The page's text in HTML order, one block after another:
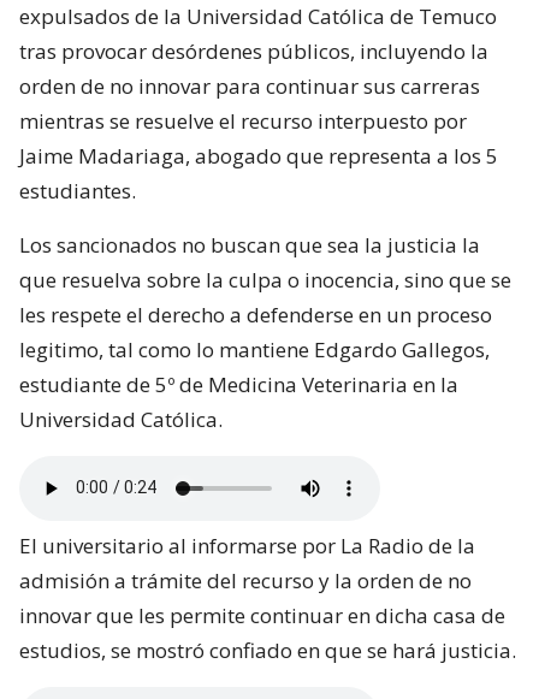
expulsados de la Universidad Católica de Temuco
tras provocar desórdenes públicos, incluyendo la
orden de no innovar para continuar sus carreras
mientras se resuelve el recurso interpuesto por
Jaime Madariaga, abogado que representa a los 5
estudiantes.
Los sancionados no buscan que sea la justicia la
que resuelva sobre la culpa o inocencia, sino que se
les respete el derecho a defenderse en un proceso
legitimo, tal como lo mantiene Edgardo Gallegos,
estudiante de 5º de Medicina Veterinaria en la
Universidad Católica.
El universitario al informarse por La Radio de la
admisión a trámite del recurso y la orden de no
innovar que les permite continuar en dicha casa de
estudios, se mostró confiado en que se hará justicia.